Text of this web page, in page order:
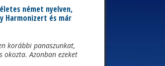
német nyelven,
Harmonizert és már
korábbi panaszunkat,
okozta. Azonban ezeket